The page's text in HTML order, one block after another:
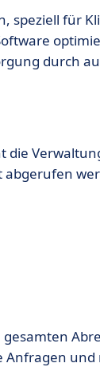
speziell für
durch
und